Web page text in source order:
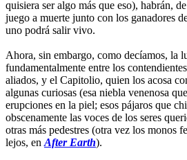
quisiera ser algo más que eso), habrán,
juego a muerte junto con los ganadores
uno podrá salir vivo.
Ahora, sin embargo, como decíamos, la
fundamentalmente entre los
aliados, y el Capitolio, quien los acosa
algunas curiosas (esa niebla venenosa
erupciones en la piel; esos pájaros que
obscenamente las voces de los seres
otras más pedestres (otra vez los monos
lejos, en After Earth).